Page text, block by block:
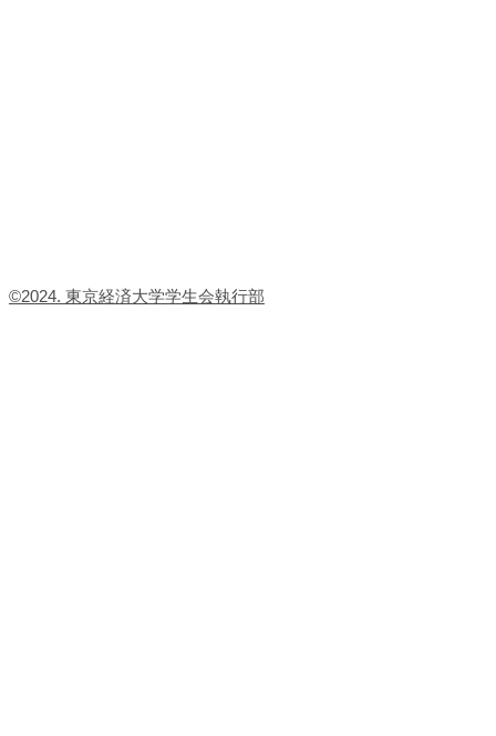
​©2024. 東京経済大学学生会執行部